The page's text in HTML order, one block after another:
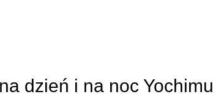
dzień i na noc